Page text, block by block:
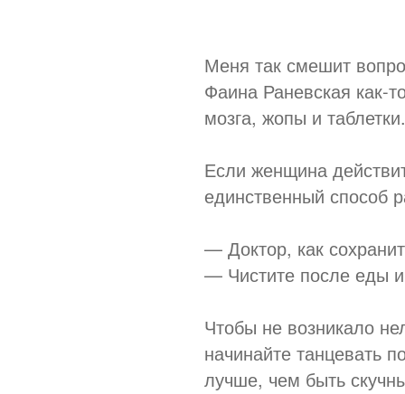
Меня так смешит
Фаина Раневская как-
мозга, жопы и
Если женщина
единственный способ
— Доктор, как
— Чистите после еды
Чтобы не возникало
начинайте танцевать
лучше, чем быть